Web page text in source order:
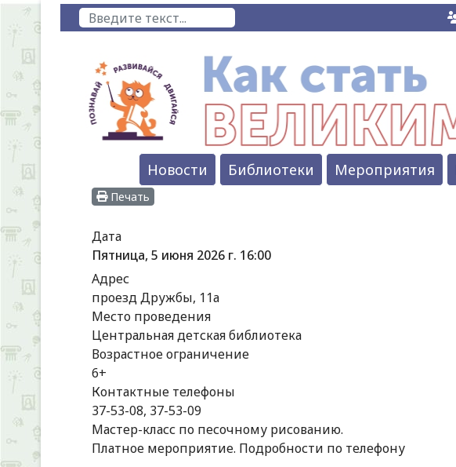
Поиск
Новости Библиотеки Мероприятия
Печать
Дата
Пятница, 5 июня 2026 г. 16:00
Адрес
проезд Дружбы, 11а
Место проведения
Центральная детская библиотека
Возрастное ограничение
6+
Контактные телефоны
37-53-08, 37-53-09
Мастер-класс по песочному рисованию.
Платное мероприятие. Подробности по телефону